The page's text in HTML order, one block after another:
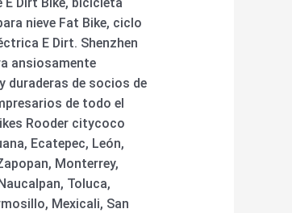
E Dirt Bike, bicicleta
nieve Fat Bike, ciclo
E Dirt. Shenzhen
ansiosamente
duraderas de socios de
de todo el
Rooder citycoco
Ecatepec, León,
Monterrey,
Toluca,
Mexicali, San